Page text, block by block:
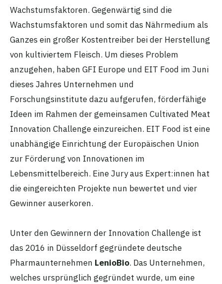
Wachstumsfaktoren. Gegenwärtig sind die
Wachstumsfaktoren und somit das Nährmedium als
Ganzes ein großer Kostentreiber bei der Herstellung
von kultiviertem Fleisch. Um dieses Problem
anzugehen, haben GFI Europe und EIT Food im Juni
dieses Jahres Unternehmen und
Forschungsinstitute dazu aufgerufen, förderfähige
Ideen im Rahmen der gemeinsamen Cultivated Meat
Innovation Challenge einzureichen. EIT Food ist eine
unabhängige Einrichtung der Europäischen Union
zur Förderung von Innovationen im
Lebensmittelbereich. Eine Jury aus Expert:innen hat
die eingereichten Projekte nun bewertet und vier
Gewinner auserkoren.
Unter den Gewinnern der Innovation Challenge ist
das 2016 in Düsseldorf gegründete deutsche
Pharmaunternehmen LenioBio. Das Unternehmen,
welches ursprünglich gegründet wurde, um eine